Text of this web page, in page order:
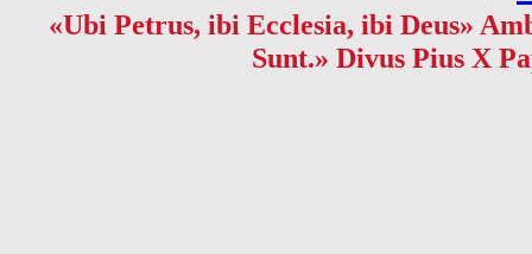
«Ubi Petrus, ibi Ecclesia, ibi Deus»
Sunt.» Divus Pius X